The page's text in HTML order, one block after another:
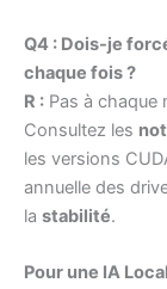
Q4 : Dois-je
chaque fois ?
R : Pas à chaque
Consultez les
les versions
annuelle des
la stabilité.
Pour une IA